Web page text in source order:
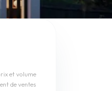
et volume
de ventes